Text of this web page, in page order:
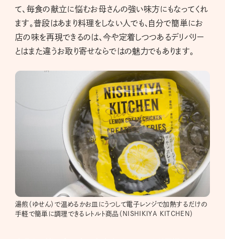
て、毎食の献立に悩むお母さんの強い味方にもなってくれ
ます。普段はあまり料理をしない人でも、自分で簡単にお
店の味を再現できるのは、今や定着しつつあるデリバリー
とはまた違うお取り寄せならではの魅力でもあります。
湯煎（ゆせん）で温めるかお皿にうつして電子レンジで加熱するだけの
手軽で簡単に調理できるレトルト商品（NISHIKIYA KITCHEN）